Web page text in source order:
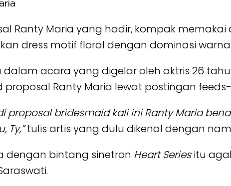
Ranty Maria yang hadir, kompak memakai
dress motif floral dengan dominasi
acara yang digelar oleh aktris 26
Ranty Maria lewat postingan
proposal bridesmaid kali ini Ranty Maria
Ty,”tulis artis yang dulu dikenal dengan
dengan bintang sinetron Heart Seriesitu